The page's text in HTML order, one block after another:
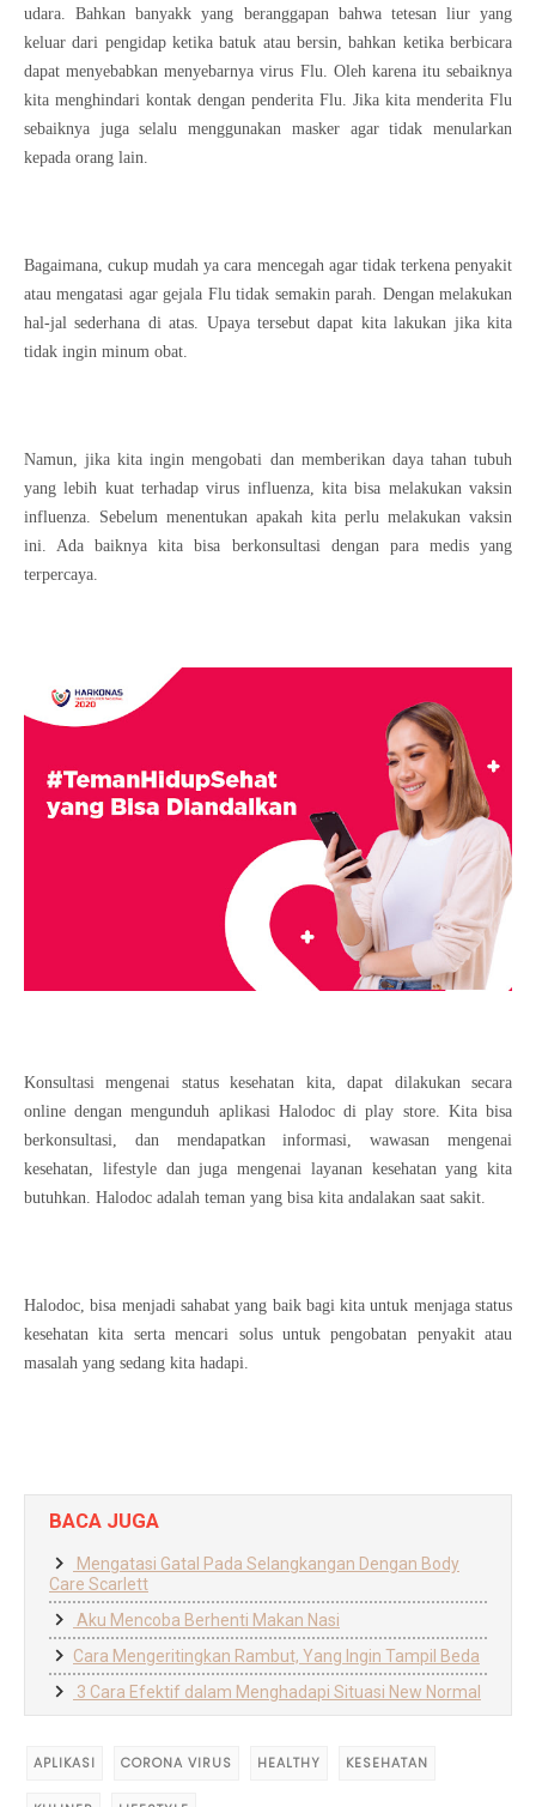
udara. Bahkan banyakk yang beranggapan bahwa tetesan liur yang
keluar dari pengidap ketika batuk atau bersin, bahkan ketika berbicara
dapat menyebabkan menyebarnya virus Flu. Oleh karena itu sebaiknya
kita menghindari kontak dengan penderita Flu. Jika kita menderita Flu
sebaiknya juga selalu menggunakan masker agar tidak menularkan
kepada orang lain.
Bagaimana, cukup mudah ya cara mencegah agar tidak terkena penyakit
atau mengatasi agar gejala Flu tidak semakin parah. Dengan melakukan
hal-jal sederhana di atas. Upaya tersebut dapat kita lakukan jika kita
tidak ingin minum obat.
Namun, jika kita ingin mengobati dan memberikan daya tahan tubuh
yang lebih kuat terhadap virus influenza, kita bisa melakukan vaksin
influenza. Sebelum menentukan apakah kita perlu melakukan vaksin
ini. Ada baiknya kita bisa berkonsultasi dengan para medis yang
terpercaya.
Konsultasi mengenai status kesehatan kita, dapat dilakukan secara
online dengan mengunduh aplikasi Halodoc di play store. Kita bisa
berkonsultasi, dan mendapatkan informasi, wawasan mengenai
kesehatan, lifestyle dan juga mengenai layanan kesehatan yang kita
butuhkan. Halodoc adalah teman yang bisa kita andalakan saat sakit.
Halodoc, bisa menjadi sahabat yang baik bagi kita untuk menjaga status
kesehatan kita serta mencari solus untuk pengobatan penyakit atau
masalah yang sedang kita hadapi.
BACA JUGA
Mengatasi Gatal Pada Selangkangan Dengan Body
Care Scarlett
Aku Mencoba Berhenti Makan Nasi
Cara Mengeritingkan Rambut, Yang Ingin Tampil Beda
3 Cara Efektif dalam Menghadapi Situasi New Normal
APLIKASI CORONA VIRUS HEALTHY KESEHATAN